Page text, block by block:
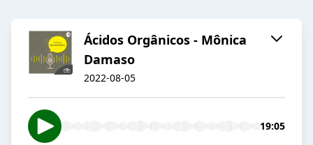
Ácidos Orgânicos - Mônica
Damaso
2022-08-05
19:05